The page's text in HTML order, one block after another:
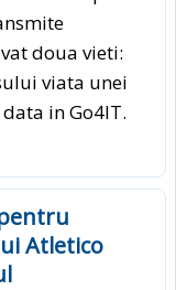
doua vieti:
viata unei
in Go4IT.
Atletico